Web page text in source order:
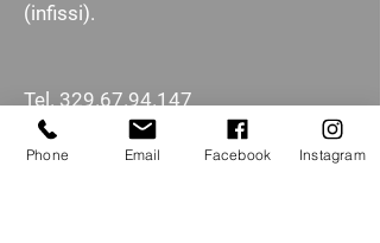
(infissi).
Tel. 329.67.94.147
immobiliare@millaures12.com
Phone Email Facebook Instagram